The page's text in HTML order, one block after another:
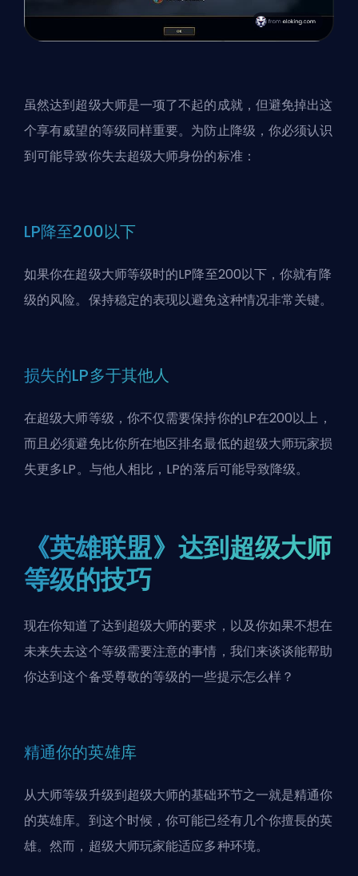
虽然达到超级大师是一项了不起的成就，但避免掉出这
个享有威望的等级同样重要。为防止降级，你必须认识
到可能导致你失去超级大师身份的标准：
LP降至200以下
如果你在超级大师等级时的LP降至200以下，你就有降
级的风险。保持稳定的表现以避免这种情况非常关键。
损失的LP多于其他人
在超级大师等级，你不仅需要保持你的LP在200以上，
而且必须避免比你所在地区排名最低的超级大师玩家损
失更多LP。与他人相比，LP的落后可能导致降级。
《英雄联盟》达到超级大师
等级的技巧
现在你知道了达到超级大师的要求，以及你如果不想在
未来失去这个等级需要注意的事情，我们来谈谈能帮助
你达到这个备受尊敬的等级的一些提示怎么样？
精通你的英雄库
从大师等级升级到超级大师的基础环节之一就是精通你
的英雄库。到这个时候，你可能已经有几个你擅⾧的英
雄。然而，超级大师玩家能适应多种环境。